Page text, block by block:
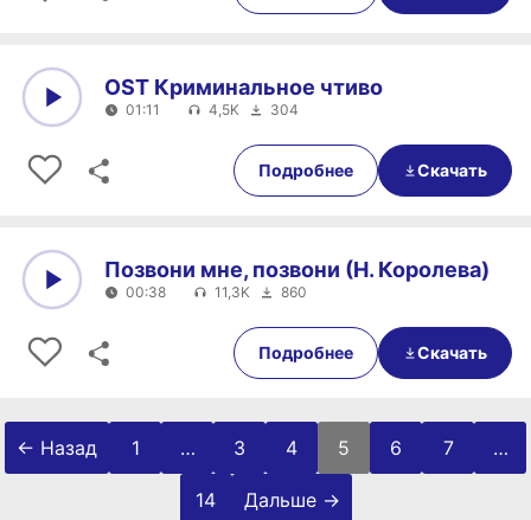
01:11
OST Криминальное чтиво
01:11 4,5K 304
Подробнее Скачать
00:38
Позвони мне, позвони (Н. Королева)
00:38 11,3K 860
Подробнее Скачать
Пагинация записей
← Назад 1 … 3 4 5 6 7 …
14 Дальше →